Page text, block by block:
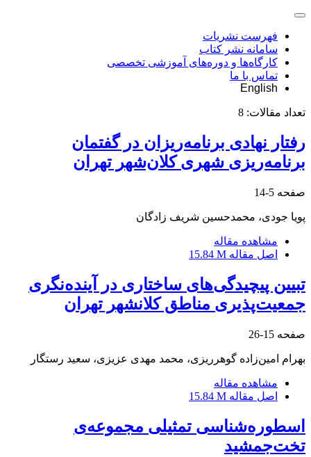
فهرست نشریات
سامانه نشر کتاب
کارگاه‌ها و دوره‌های آموزشی تخصصی
تماس با ما
English
تعداد مقالات: 8
رفتار نهادی برنامه‌ریزان در گفتمان
برنامه‌ریزی شهری کلان‌شهر تهران
صفحه 5-14
پویا جودی، محمدحسین شریف زادگان
مشاهده مقاله
اصل مقاله 15.84 M
تبیین پیچیدگی‌های ساختاری در آینده‌نگری
جمعیت‌پذیری مناطق کلانشهر تهران
صفحه 15-26
بهرام امین‌زاده گوهرریزی، محمد مهدی عزیزی، سعید رستگار
مشاهده مقاله
اصل مقاله 15.84 M
اسطوره‌شناسی تمثیلی مجموعه‌ی
تخت‌‌جمشید